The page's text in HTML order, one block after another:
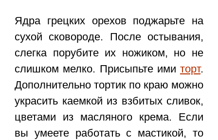
Ядра грецких орехов поджарьте на
сухой сковороде. После остывания,
слегка порубите их ножиком, но не
слишком мелко. Присыпьте ими торт.
Дополнительно тортик по краю можно
украсить каемкой из взбитых сливок,
цветами из масляного крема. Если
вы умеете работать с мастикой, то